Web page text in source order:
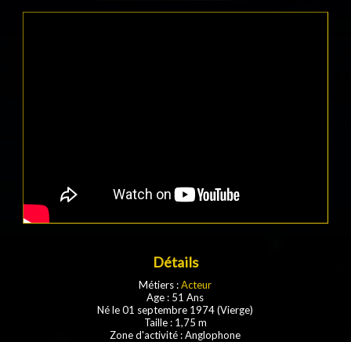
Détails
Métiers :Acteur
Age : 51 Ans
Né le 01 septembre 1974 (Vierge)
Taille : 1,75 m
Zone d'activité : Anglophone